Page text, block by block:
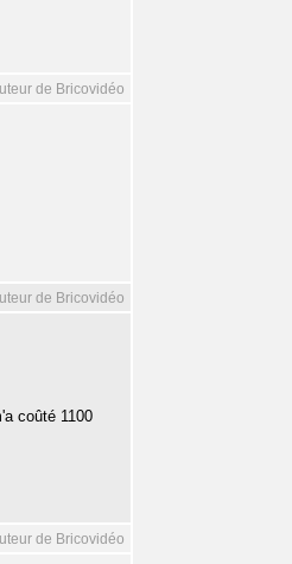
de Bricovidéo
de Bricovidéo
coûté 1100
de Bricovidéo